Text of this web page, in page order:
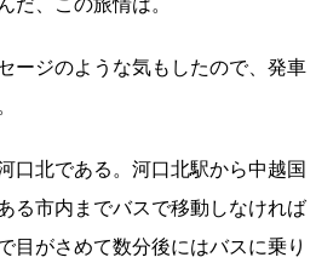
だ、この旅情は。
ージのような気もしたので、発車
口北である。河口北駅から中越国
る市内までバスで移動しなければ
目がさめて数分後にはバスに乗り